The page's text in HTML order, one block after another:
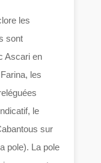
les
sont
Ascari en
les
le
sur
pole). La pole